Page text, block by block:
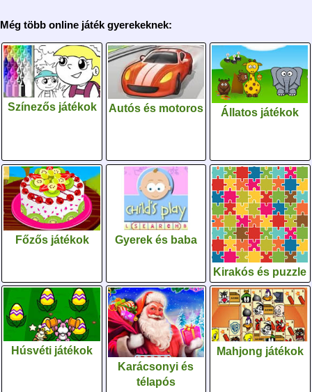
Még több online játék gyerekeknek:
Színezős játékok Autós és motoros Állatos játékok
Főzős játékok Gyerek és baba
Kirakós és puzzle
Húsvéti játékok
Karácsonyi és
télapós
Mahjong játékok